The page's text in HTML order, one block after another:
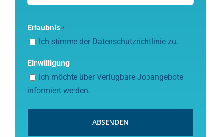
Erlaubnis *
Ich stimme der Datenschutzrichtliniezu.
Einwilligung
Ich möchte über Verfügbare Jobangebote
informiert werden.